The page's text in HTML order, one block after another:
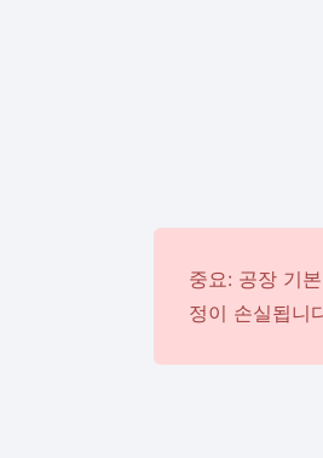
중요: 공장 기
정이 손실됩니